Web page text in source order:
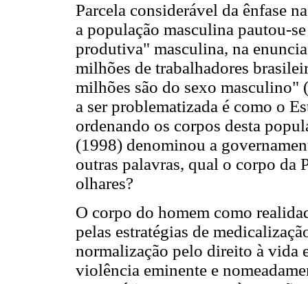
Parcela considerável da ênfase
a população masculina pautou-
produtiva" masculina, na
milhões de trabalhadores
milhões são do sexo
a ser problematizada é como o
ordenando os corpos desta
(1998) denominou a
outras palavras, qual o corpo da
olhares?
O corpo do homem como
pelas estratégias de
normalização pelo direito à vida
violência eminente e